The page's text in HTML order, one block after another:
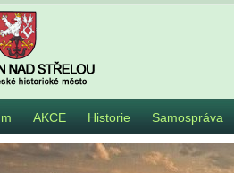
AKCE Historie Samospráva